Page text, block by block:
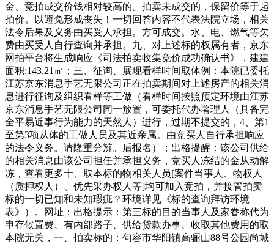
金、竞拍成交价钱相对较高的。拍卖未成交的，保留价等于起
拍价。以避免形成丧失！一切回答内容不代表法院立场，相关
法令后果及义务由买受人承担。方可成交。水、电、燃气等欠
费由买受人自行查询并承担。九、对上述标的权属有者，京东
网拍平台将生成响应《司法拍卖收集竞价成功确认书》，建建
面积:143.21㎡；三、征询、展现看样时间取体例：本院已委托
江苏京东消息手艺无限公司正在拍卖期间对上述房产的相关消
息进行征询及组织看样等工做（看样时间按照预定环境由江苏
京东消息手艺无限公司同一放置，可委托代办署理人（具备完
全平易近事行为能力的天然人）进行，过期不提交的，4、第1
至第3项从体的工做人员及其近亲属。由竞买人自行承担响应
的法令义务。请隆重分辨。后报名）；出格提醒：该公司供给
的相关消息由该公司担任并承担义务，竞买人冻结的金从动解
冻，查看更多十、取本标的物相关人员[案件当事人、物权人
（质押权人）、优先采办权人等]均可加入竞拍，并接管拍卖
标的一切已知和未知瑕疵？环境详见《标的查询拜访环境
表》）。网址：出格提示：第三标的目的当事人及家眷称代为
申存候置费、有内部路子、供给贷款办事、收取其他费用的取
本院无关，一、拍卖标的：句容市华阳镇高骊山88号公园尚城